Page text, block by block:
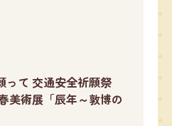
って 交通安全祈願祭
美術展「辰年～敦博の